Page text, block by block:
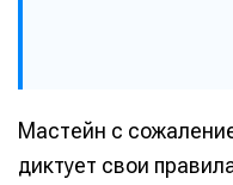
Мастейн с
диктует свои